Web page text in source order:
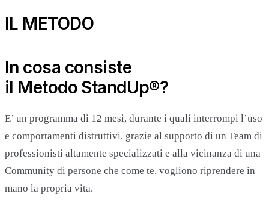
IL METODO
In cosa consiste
il Metodo StandUp®?
E’ un programma di 12 mesi, durante i quali interrompi l’uso
e comportamenti distruttivi, grazie al supporto di un Team di
professionisti altamente specializzati e alla vicinanza di una
Community di persone che come te, vogliono riprendere in
mano la propria vita.